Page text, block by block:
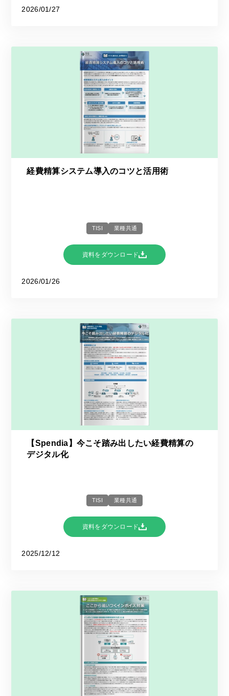
2026/01/27
経費精算システム導入のコツと活用術
TISI 業種共通
資料をダウンロード
2026/01/26
【Spendia】今こそ踏み出したい経費精算の
デジタル化
TISI 業種共通
資料をダウンロード
2025/12/12